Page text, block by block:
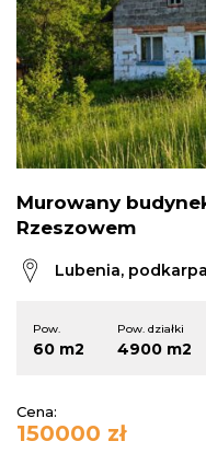
Murowany
Rzeszowem
Lubenia,
Pow.
60 m2
Pow. działki
4900 m2
Cena:
150000 zł